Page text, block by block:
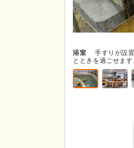
浴室
手すりが設
とときを過ごせます